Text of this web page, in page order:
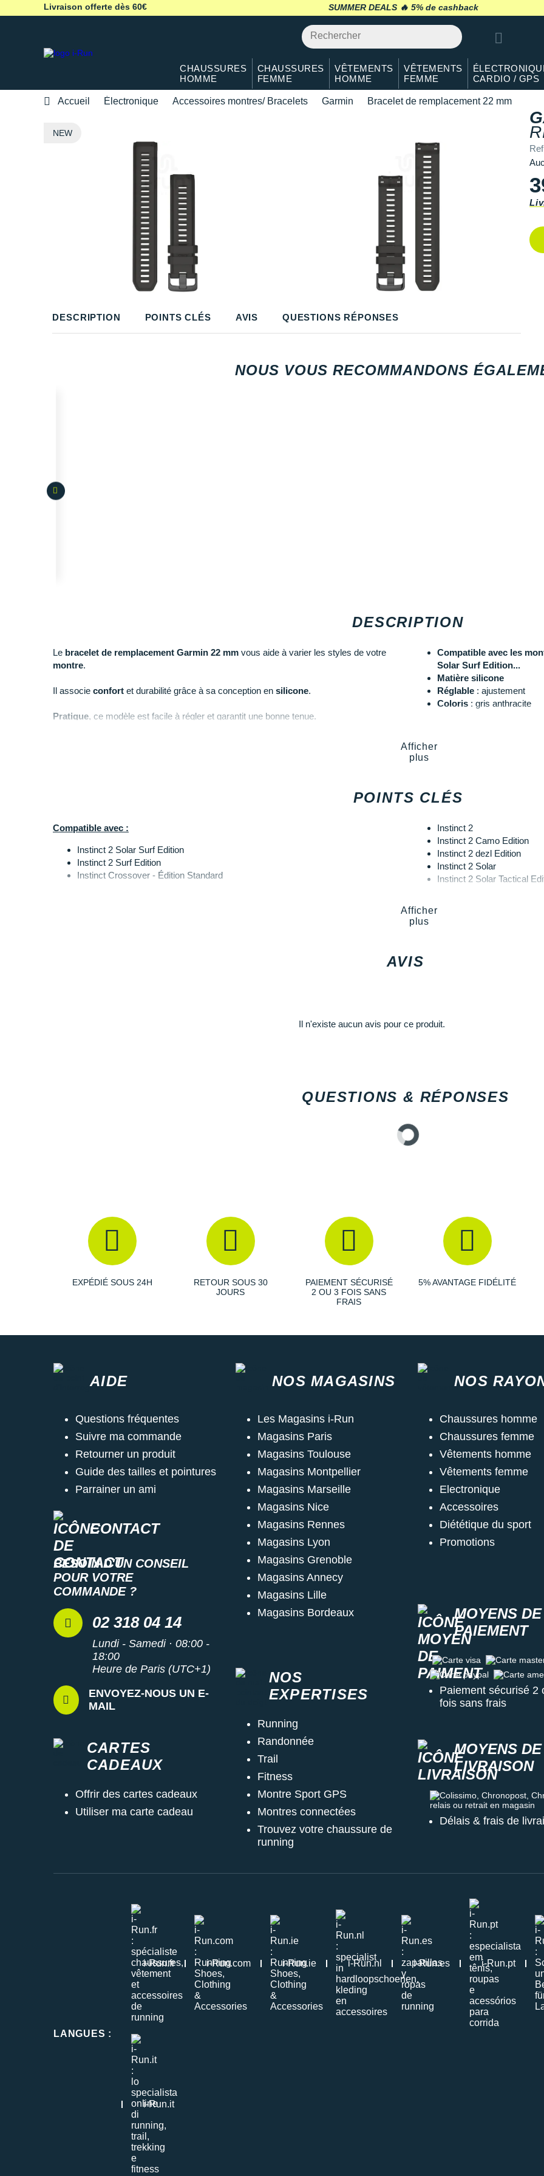
Livraison offerte dès 60€ SUMMER DEALS 🔥 retour 30 jours*
CHAUSSURES
HOMME
CHAUSSURES
FEMME
VÊTEMENTS
HOMME
VÊTEMENTS
FEMME
CARDIO / GPS
Accueil Électronique Accessoires montres/ Bracelets Garmin Bracelet de remplacement 22 mm
NEW
DESCRIPTION POINTS CLÉS AVIS QUESTIONS RÉPONSES
DESCRIPTION
Le bracelet de remplacement Garmin 22 mm vous aide à varier les styles de votre
montre.
Il associe confort et durabilité grâce à sa conception en silicone.
Pratique, ce modèle est facile à régler et garantit une bonne tenue.
Compatible avec les
Solar Surf Edition...
Matière silicone
Réglable : ajustement
Coloris: gris anthracite
Afficher
plus
POINTS CLÉS
Compatible avec :
Instinct 2 Solar Surf Edition
Instinct 2 Surf Edition
Instinct Crossover - Édition Standard
Instinct 2
Instinct 2 Camo Edition
Instinct 2 dezl Edition
Instinct 2 Solar
Instinct 2 Solar Tactical
Afficher
plus
AVIS
Il n'existe aucun avis pour ce produit.
QUESTIONS & RÉPONSES
NOUS VOUS RECOMMANDONS
EXPÉDIÉ SOUS 24H
RETOUR SOUS 30
JOURS
PAIEMENT SÉCURISÉ
2 OU 3 FOIS SANS
FRAIS
5% AVANTAGE FIDÉLITÉ
CONTACT
BESOIN D'UN CONSEIL
POUR VOTRE
COMMANDE ?
02 318 04 14
Lundi - Samedi · 08:00 -
18:00
Heure de Paris (UTC+1)
ENVOYEZ-NOUS UN E-
MAIL
MOYENS DE
PAIEMENT
Carte visa
Carte master
Carte paypal
Carte amex
Paiement sécurisé 2
fois sans frais
MOYENS DE
LIVRAISON
Colissimo, Chronopost,
Délais & frais de
AIDE
Questions fréquentes
Suivre ma commande
Retourner un produit
Guide des tailles et pointures
Parrainer un ami
CARTES
CADEAUX
Offrir des cartes cadeaux
Utiliser ma carte cadeau
NOS MAGASINS
Les Magasins i-Run
Magasins Paris
Magasins Toulouse
Magasins Montpellier
Magasins Marseille
Magasins Nice
Magasins Rennes
Magasins Lyon
Magasins Grenoble
Magasins Annecy
Magasins Lille
Magasins Bordeaux
NOS
EXPERTISES
Running
Randonnée
Trail
Fitness
Montre Sport GPS
Montres connectées
Trouvez votre chaussure de
running
NOS
Chaussures homme
Chaussures femme
Vêtements homme
Vêtements femme
Electronique
Accessoires
Diététique du sport
Promotions
LANGUES :
i-Run.fr i-Run.com i-Run.ie i-Run.nl i-Run.es i-Run.pt
i-Run.it